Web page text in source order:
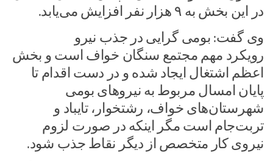
در این بخش به ۹ هزار نفر افزایش می‌یابد.
وی گفت: بومی گرایی در جذب نیرو
رویکرد مهم مجتمع سنگان خواف است و بخش
اعظم اشتغال ایجاد شده و در دست اقدام تا
پایان امسال مربوط به نیروهای بومی
شهرستان‌های خواف، رشتخوار، تایباد و
تربت‌جام است مگر اینکه در صورت لزوم
نیروی کار متخصص از دیگر نقاط جذب شود.